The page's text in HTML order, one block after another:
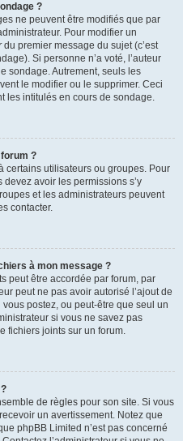
?
ne peuvent être modifiés que par
Pour modifier un
du premier message du sujet (c’est
Si personne n’a voté, l’auteur
sondage. Autrement, seuls les
le modifier ou le supprimer. Ceci
les intitulés en cours de sondage.
?
certains utilisateurs ou groupes. Pour
devez avoir les permissions s’y
et les administrateurs peuvent
contacter.
à mon message ?
peut être accordée par forum, par
peut ne pas avoir autorisé l’ajout de
postez, ou peut-être que seul un
si vous ne savez pas
fichiers joints sur un forum.
de règles pour son site. Si vous
un avertissement. Notez que
phpBB Limited n’est pas concerné